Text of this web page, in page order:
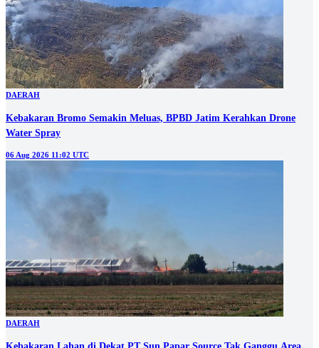
DAERAH
Kebakaran Bromo Semakin Meluas, BPBD Jatim Kerahkan Drone
Water Spray
06 Aug 2026 11:02 UTC
DAERAH